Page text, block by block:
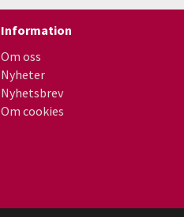
Information
Om oss
Nyheter
Nyhetsbrev
Om cookies